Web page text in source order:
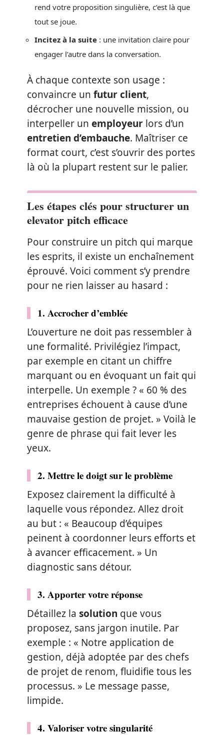
rend votre proposition singulière, c’est là que
tout se joue.
Incitez à la suite : une invitation claire pour
engager l’autre dans la conversation.
À chaque contexte son usage :
convaincre un futur client,
décrocher une nouvelle mission, ou
interpeller un employeur lors d’un
entretien d’embauche. Maîtriser ce
format court, c’est s’ouvrir des portes
là où la plupart restent sur le palier.
Les étapes clés pour structurer un
elevator pitch efficace
Pour construire un pitch qui marque
les esprits, il existe un enchaînement
éprouvé. Voici comment s’y prendre
pour ne rien laisser au hasard :
1. Accrocher d’emblée
L’ouverture ne doit pas ressembler à
une formalité. Privilégiez l’impact,
par exemple en citant un chiffre
marquant ou en évoquant un fait qui
interpelle. Un exemple ? « 60 % des
entreprises échouent à cause d’une
mauvaise gestion de projet. » Voilà le
genre de phrase qui fait lever les
yeux.
2. Mettre le doigt sur le problème
Exposez clairement la difficulté à
laquelle vous répondez. Allez droit
au but : « Beaucoup d’équipes
peinent à coordonner leurs efforts et
à avancer efficacement. » Un
diagnostic sans détour.
3. Apporter votre réponse
Détaillez la solution que vous
proposez, sans jargon inutile. Par
exemple : « Notre application de
gestion, déjà adoptée par des chefs
de projet de renom, fluidifie tous les
processus. » Le message passe,
limpide.
4. Valoriser votre singularité